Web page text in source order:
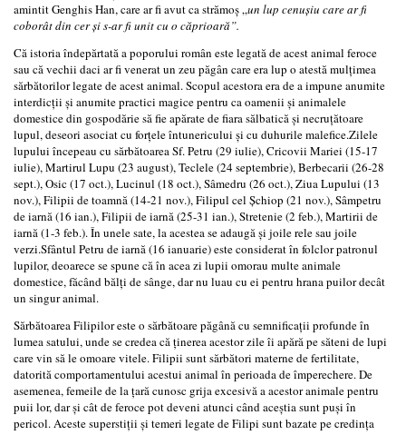
amintit Genghis Han, care ar fi avut ca strămoș „un lup cenușiu care ar fi
coborât din cer și s-ar fi unit cu o căprioară”.
Că istoria îndepărtată a poporului român este legată de acest animal feroce
sau că vechii daci ar fi venerat un zeu păgân care era lup o atestă mulțimea
sărbătorilor legate de acest animal. Scopul acestora era de a impune anumite
interdicții și anumite practici magice pentru ca oamenii și animalele
domestice din gospodărie să fie apărate de fiara sălbatică și necruțătoare
lupul, deseori asociat cu forțele întunericului și cu duhurile malefice.Zilele
lupului începeau cu sărbătoarea Sf. Petru (29 iulie), Cricovii Mariei (15-17
iulie), Martirul Lupu (23 august), Teclele (24 septembrie), Berbecarii (26-28
sept.), Osic (17 oct.), Lucinul (18 oct.), Sâmedru (26 oct.), Ziua Lupului (13
nov.), Filipii de toamnă (14-21 nov.), Filipul cel Șchiop (21 nov.), Sâmpetru
de iarnă (16 ian.), Filipii de iarnă (25-31 ian.), Stretenie (2 feb.), Martirii de
iarnă (1-3 feb.). În unele sate, la acestea se adaugă și joile rele sau joile
verzi.Sfântul Petru de iarnă (16 ianuarie) este considerat în folclor patronul
lupilor, deoarece se spune că în acea zi lupii omorau multe animale
domestice, făcând bălți de sânge, dar nu luau cu ei pentru hrana puilor decât
un singur animal.
Sărbătoarea Filipilor este o sărbătoare păgână cu semnificații profunde în
lumea satului, unde se credea că ținerea acestor zile îi apără pe săteni de lupi
care vin să le omoare vitele. Filipii sunt sărbători materne de fertilitate,
datorită comportamentului acestui animal în perioada de împerechere. De
asemenea, femeile de la țară cunosc grija excesivă a acestor animale pentru
puii lor, dar și cât de feroce pot deveni atunci când aceștia sunt puși în
pericol. Aceste superstiții și temeri legate de Filipi sunt bazate pe credința